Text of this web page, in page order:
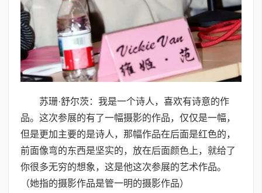
苏珊·舒尔茨：我是一个诗人，喜欢有诗意的作
品。这次参展的有了一幅摄影的作品，仅仅是一幅，
但是更加主要的是诗人，那幅作品在后面是红色的，
前面像弯的东西是坚实的，放在后面颜色上，就给了
你很多无穷的想象，这是他这次参展的艺术作品。
（她指的摄影作品是管一明的摄影作品）